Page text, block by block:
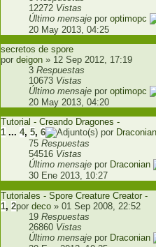
12272 Vistas
Último mensajeporoptimopc
20 May 2013, 04:25
secretos de spore
pordeigon » 12 Sep 2012, 17:19
3Respuestas
10673 Vistas
Último mensajeporoptimopc
20 May 2013, 04:20
Tutorial - Creando Dragones -
1 ...4,5,6 por Draconian
75Respuestas
54516 Vistas
Último mensajepor Draconian
30 Ene 2013, 10:27
Tutoriales - Spore Creature Creator -
1,2pordeco » 01 Sep 2008, 22:52
19Respuestas
26860 Vistas
Último mensajepor Draconian